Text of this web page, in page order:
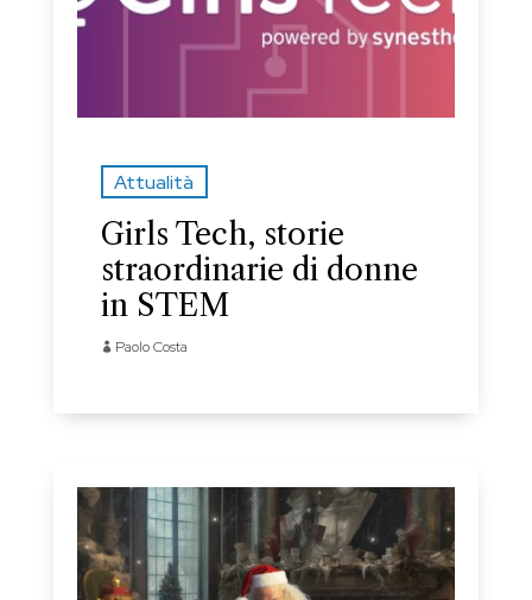
Attualità
Girls Tech, storie
straordinarie di donne
in STEM
Paolo Costa